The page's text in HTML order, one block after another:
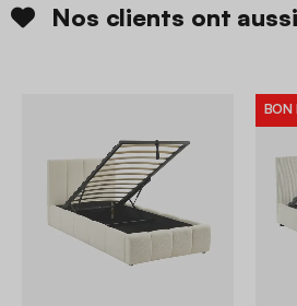
Nos clients ont
BON